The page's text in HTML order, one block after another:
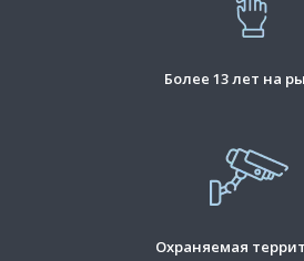
Более 13 лет на
Охраняемая